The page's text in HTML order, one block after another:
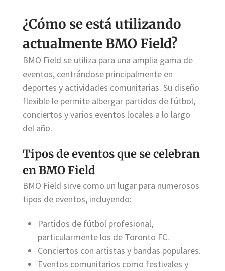
¿Cómo se está utilizando
actualmente BMO Field?
BMO Field se utiliza para una amplia gama de
eventos, centrándose principalmente en
deportes y actividades comunitarias. Su diseño
flexible le permite albergar partidos de fútbol,
conciertos y varios eventos locales a lo largo
del año.
Tipos de eventos que se celebran
en BMO Field
BMO Field sirve como un lugar para numerosos
tipos de eventos, incluyendo:
Partidos de fútbol profesional,
particularmente los de Toronto FC.
Conciertos con artistas y bandas populares.
Eventos comunitarios como festivales y